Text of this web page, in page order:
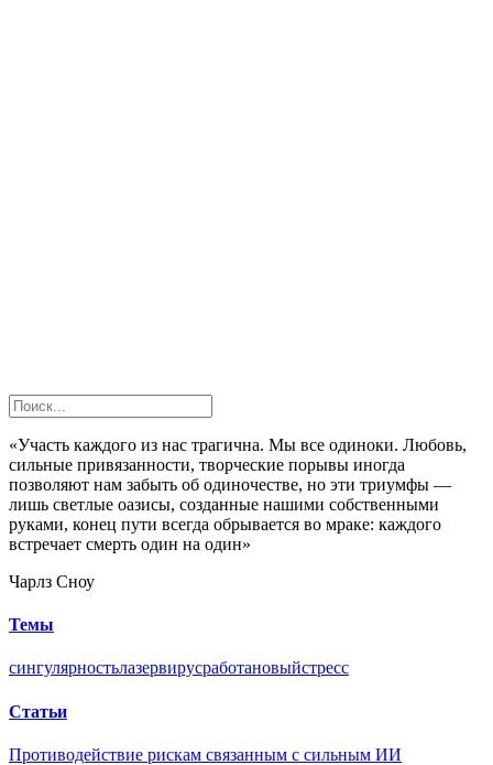
«Участь каждого из нас трагична. Мы все одиноки. Любовь,
сильные привязанности, творческие порывы иногда
позволяют нам забыть об одиночестве, но эти триумфы —
лишь светлые оазисы, созданные нашими собственными
руками, конец пути всегда обрывается во мраке: каждого
встречает смерть один на один»
Чарлз Сноу
Темы
сингулярностьлазервирусработановыйстресс
Статьи
Противодействие рискам связанным с сильным ИИ